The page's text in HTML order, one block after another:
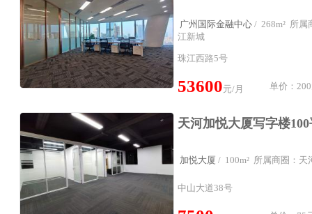
广州国际金融中心 / 268m² 所属
江新城
珠江西路5号
53600元/月 单价：200
加悦大厦 / 100m² 所属商圈：天
中山大道38号